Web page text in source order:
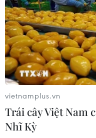
TIN CÙNG
Tấn công gây nhiều
Nga và Ukraine
10/08/2026 10:29
Châu Âu sẽ chứng
toàn phần hiếm có
vietnamplus.vn
Trái cây Việt Nam
Nhĩ Kỳ